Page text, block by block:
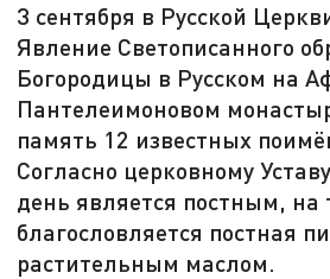
3 сентября в Русской
Явление Светописанного
Богородицы в Русском на
Пантелеимоновом
память 12 известных
Согласно церковному
день является постным, на
благословляется постная
растительным маслом.